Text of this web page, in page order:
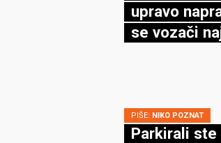
upravo
se vozači
PIŠE: NIKO POZNAT
Parkirali ste